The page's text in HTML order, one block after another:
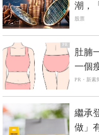
潮，
股票
PR
肚腩
一個
PR・新素
繼承
做」